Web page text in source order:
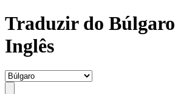
Traduzir do
Inglês